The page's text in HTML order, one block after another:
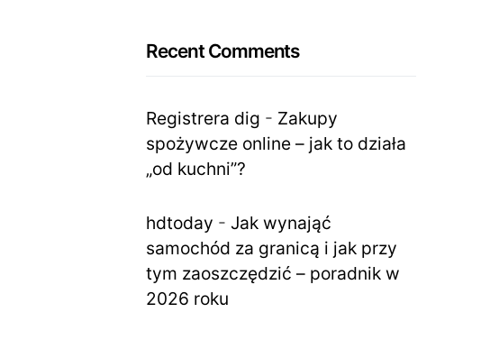
Recent Comments
Registrera dig - Zakupy
spożywcze online – jak to działa
„od kuchni”?
hdtoday - Jak wynająć
samochód za granicą i jak przy
tym zaoszczędzić – poradnik w
2026 roku